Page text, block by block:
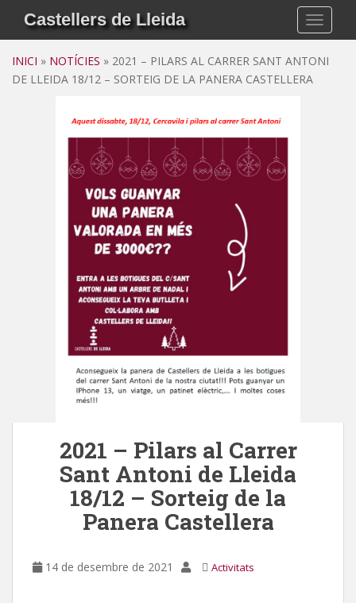
i
Castellers de Lleida
INICI » NOTÍCIES » 2021 – PILARS AL CARRER SANT ANTONI
DE LLEIDA 18/12 – SORTEIG DE LA PANERA CASTELLERA
2021 – Pilars al Carrer
Sant Antoni de Lleida
18/12 – Sorteig de la
Panera Castellera
14 de desembre de 2021 Activitats